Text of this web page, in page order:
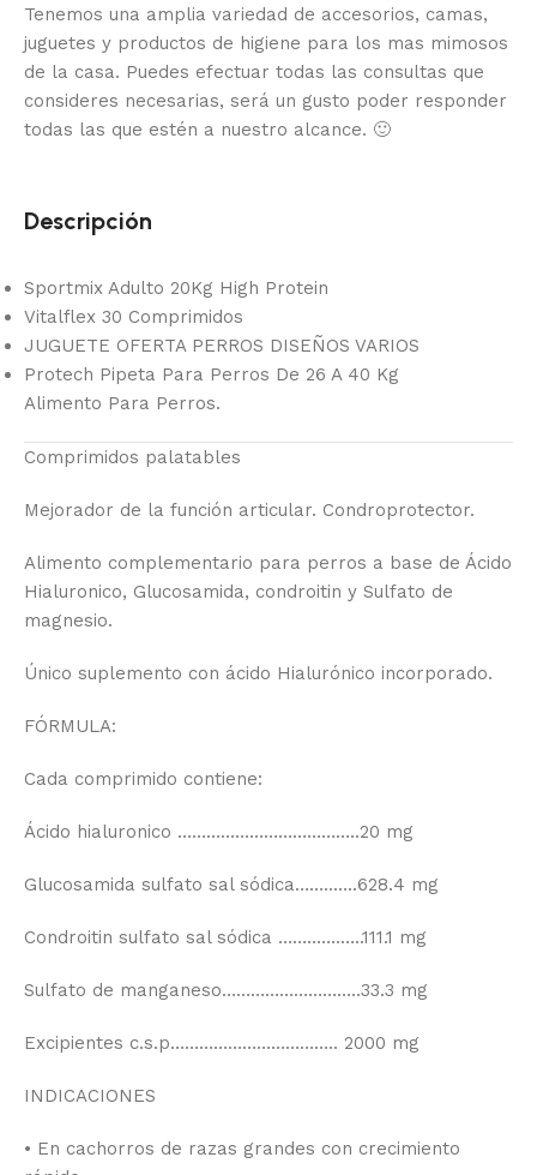
Tenemos una amplia variedad de accesorios, camas,
juguetes y productos de higiene para los mas mimosos
de la casa. Puedes efectuar todas las consultas que
consideres necesarias, será un gusto poder responder
todas las que estén a nuestro alcance. 🙂
Descripción
Sportmix Adulto 20Kg High Protein
Vitalflex 30 Comprimidos
JUGUETE OFERTA PERROS DISEÑOS VARIOS
Protech Pipeta Para Perros De 26 A 40 Kg
Alimento Para Perros.
Comprimidos palatables
Mejorador de la función articular. Condroprotector.
Alimento complementario para perros a base de Ácido
Hialuronico, Glucosamida, condroitin y Sulfato de
magnesio.
Único suplemento con ácido Hialurónico incorporado.
FÓRMULA:
Cada comprimido contiene:
Ácido hialuronico ………………………………..20 mg
Glucosamida sulfato sal sódica……..…..628.4 mg
Condroitin sulfato sal sódica ………….…..111.1 mg
Sulfato de manganeso………………………..33.3 mg
Excipientes c.s.p…………………………….. 2000 mg
INDICACIONES
• En cachorros de razas grandes con crecimiento